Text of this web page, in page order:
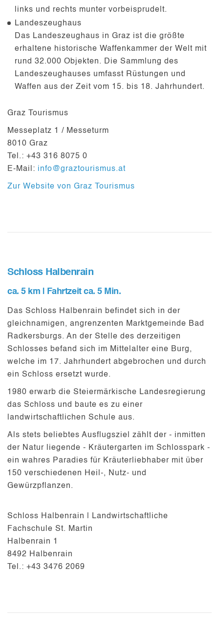
links und rechts munter vorbeisprudelt.
Landeszeughaus
Das Landeszeughaus in Graz ist die größte
erhaltene historische Waffenkammer der Welt mit
rund 32.000 Objekten. Die Sammlung des
Landeszeughauses umfasst Rüstungen und
Waffen aus der Zeit vom 15. bis 18. Jahrhundert.
Graz Tourismus
Messeplatz 1 / Messeturm
8010 Graz
Tel.: +43 316 8075 0
E-Mail: info@graztourismus.at
Zur Website von Graz Tourismus
Schloss Halbenrain
ca. 5 km | Fahrtzeit ca. 5 Min.
Das Schloss Halbenrain befindet sich in der
gleichnamigen, angrenzenten Marktgemeinde Bad
Radkersburgs. An der Stelle des derzeitigen
Schlosses befand sich im Mittelalter eine Burg,
welche im 17. Jahrhundert abgebrochen und durch
ein Schloss ersetzt wurde.
1980 erwarb die Steiermärkische Landesregierung
das Schloss und baute es zu einer
landwirtschaftlichen Schule aus.
Als stets beliebtes Ausflugsziel zählt der - inmitten
der Natur liegende - Kräutergarten im Schlosspark -
ein wahres Paradies für Kräuterliebhaber mit über
150 verschiedenen Heil-, Nutz- und
Gewürzpflanzen.
Schloss Halbenrain | Landwirtschaftliche
Fachschule St. Martin
Halbenrain 1
8492 Halbenrain
Tel.: +43 3476 2069